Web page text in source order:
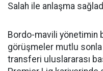
Salah ile anlaşma
Bordo-mavili yönetimin
görüşmeler mutlu sonla
transferi uluslararası